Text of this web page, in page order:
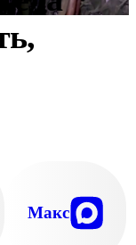
Макс